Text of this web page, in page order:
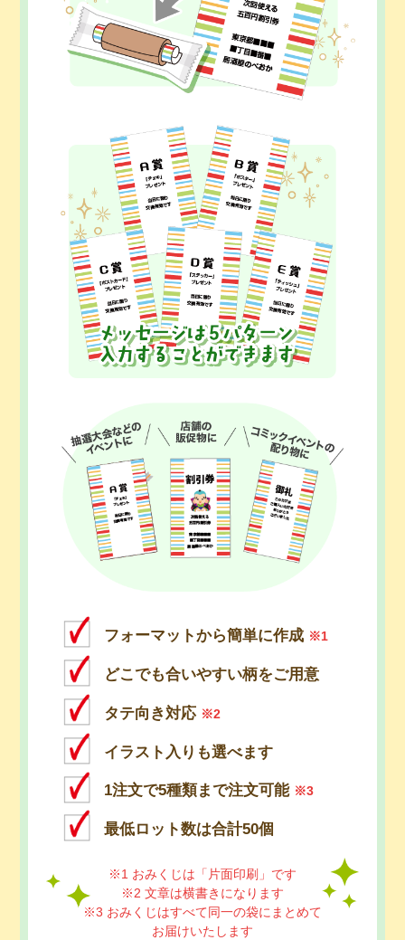
フォーマットから簡単に作成 ※1
どこでも合いやすい柄をご用意
タテ向き対応 ※2
イラスト入りも選べます
1注文で5種類まで注文可能 ※3
最低ロット数は合計50個
※1 おみくじは「片面印刷」です
※2 文章は横書きになります
※3 おみくじはすべて同一の袋にまとめて
お届けいたします